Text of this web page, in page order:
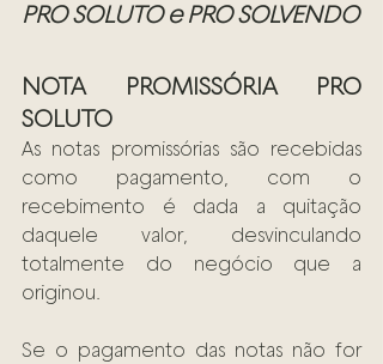
PRO SOLUTO e PRO SOLVENDO
NOTA PROMISSÓRIA PRO
SOLUTO
As notas promissórias são recebidas
como pagamento, com o
recebimento é dada a quitação
daquele valor, desvinculando
totalmente do negócio que a
originou.
Se o pagamento das notas não for